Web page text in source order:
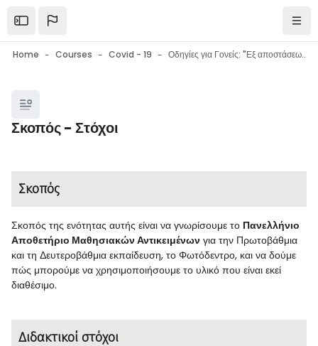
Open the sidebar
Home Courses Covid - 19 Οδηγίες για Γονείς: "Εξ αποστάσεως εκπαίδευση στο σχολείο: Εργαλεία - Συμβουλές - Ψυχολογική υποστήριξη μαθητών"
Blocks
Σκοπός - Στόχοι
Blocks
Σκοπός
Σκοπός της ενότητας αυτής είναι να γνωρίσουμε το Πανελλήνιο
Αποθετήριο Μαθησιακών Αντικειμένων για την Πρωτοβάθμια
και τη Δευτεροβάθμια εκπαίδευση, το Φωτόδεντρο, και να δούμε
πώς μπορούμε να χρησιμοποιήσουμε το υλικό που είναι εκεί
διαθέσιμο.
Διδακτικοί στόχοι